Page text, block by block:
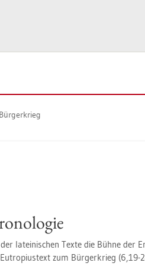
la­tei­ni­schen Texte die Bühne der
zum Bür­ger­krieg (6,19-